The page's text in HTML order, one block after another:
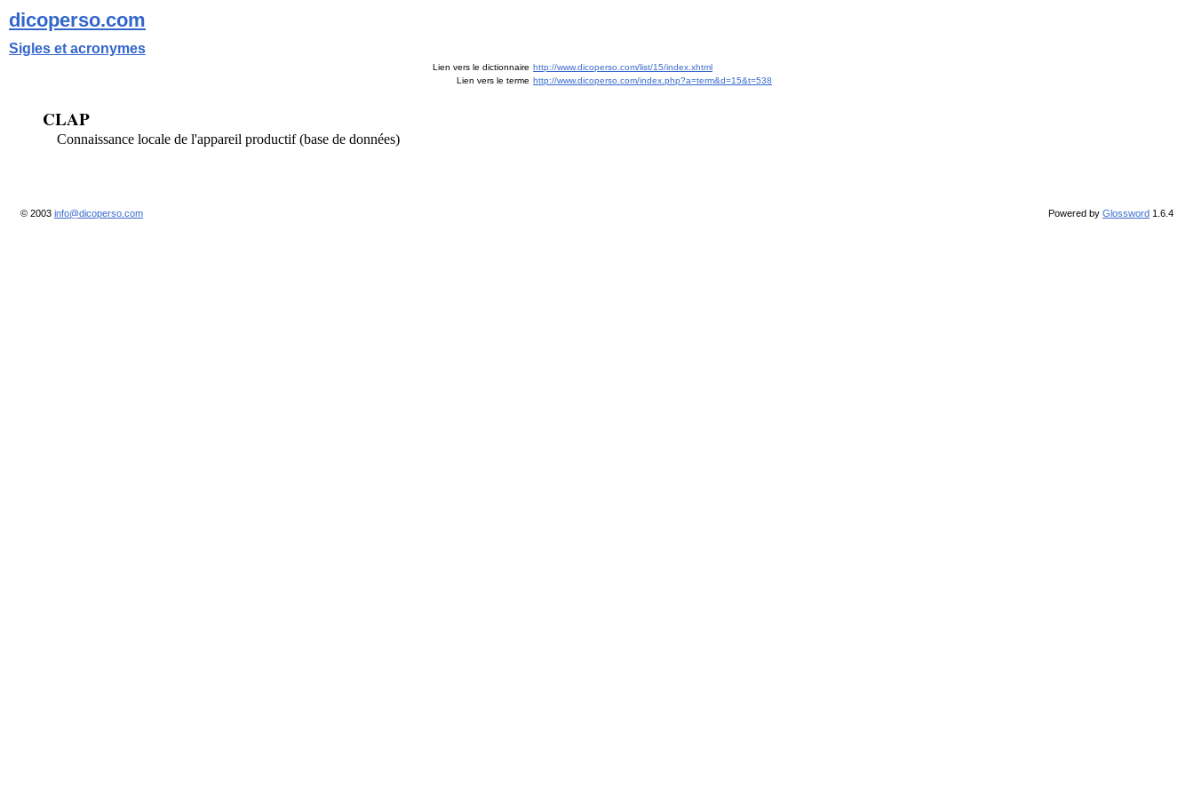
dicoperso.com
Sigles et acronymes
Lien vers le dictionnaire http://www.dicoperso.com/list/15/index.xhtml
Lien vers le terme http://www.dicoperso.com/index.php?a=term&d=15&t=538
CLAP
Connaissance locale de l'appareil productif (base de données)
© 2003 info@dicoperso.com Powered by Glossword 1.6.4